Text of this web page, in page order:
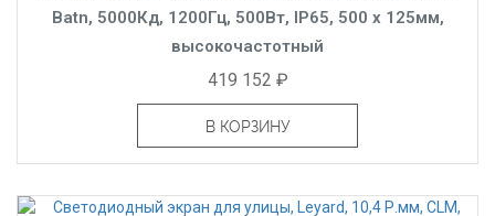
Batn, 5000Кд, 1200Гц, 500Вт, IP65, 500 x 125мм,
высокочастотный
419 152 ₽
В КОРЗИНУ